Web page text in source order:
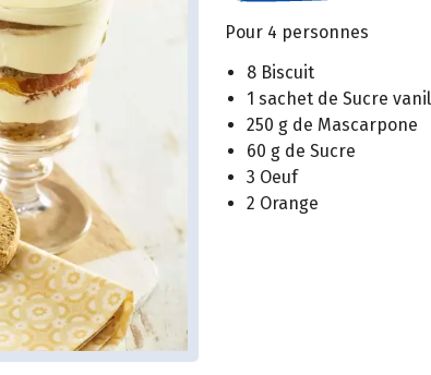
Pour 4 personnes
8 Biscuit
1 sachet de Sucre
250 g de Mascarpone
60 g de Sucre
3 Oeuf
2 Orange